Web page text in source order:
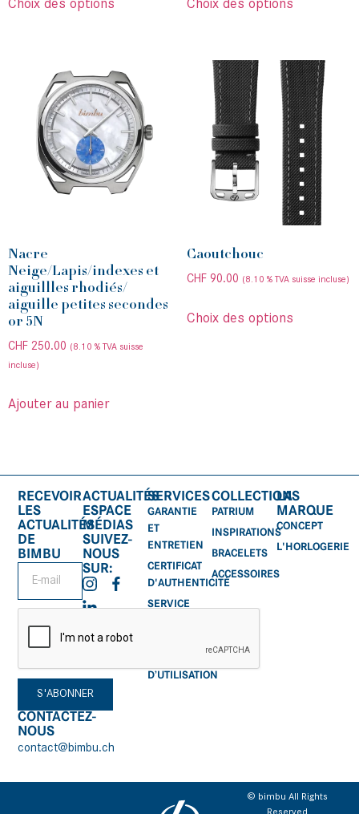
Choix des options Choix des options
Nacre
Neige/Lapis/indexes et
aiguillles rhodiés/
aiguille petites secondes
or 5N
CHF 250.00 (8.10 % TVA suisse
incluse)
Ajouter au panier
Caoutchouc
CHF90.00 (8.10 % TVA suisse incluse)
Choix des options
LA
MARQUE
CONCEPT
L'HORLOGERIE
COLLECTIONS
PATRIUM
INSPIRATIONS
BRACELETS
ACCESSOIRES
SERVICES
GARANTIE
ET
ENTRETIEN
CERTIFICAT
D'AUTHENTICITÉ
SERVICE
D’UTILISATION
ACTUALITÉS
ESPACE
MÉDIAS
SUIVEZ-
NOUS
SUR:
RECEVOIR
LES
ACTUALITÉS
DE
BIMBU
S'ABONNER
CONTACTEZ-
NOUS
contact@bimbu.ch
© bimbu All Rights